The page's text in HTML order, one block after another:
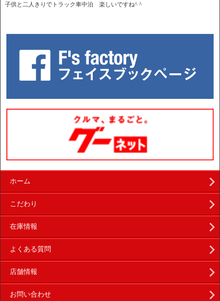
子供と二人きりでトラック車中泊 楽しいですね^ ^
ホーム
こだわり
在庫情報
よくある質問
店舗情報
お問い合わせ